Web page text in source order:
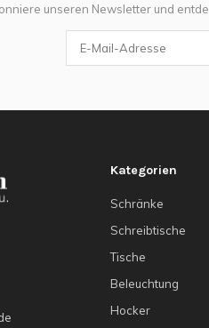
unseren Newsletter und
Kategorien
Schränke
Schreibtische
Tische
Beleuchtung
Hocker